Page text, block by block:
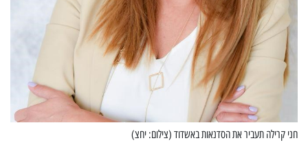
חני קרילה תעביר את הסדנאות באשדוד (צילום: יחצ)